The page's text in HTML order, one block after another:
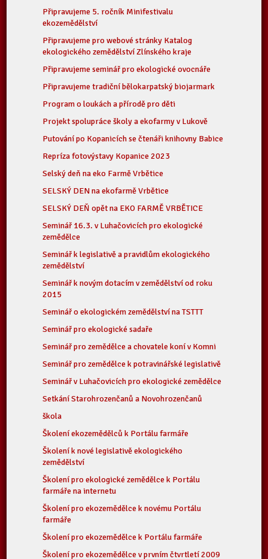
Připravujeme 5. ročník Minifestivalu
ekozemědělství
Připravujeme pro webové stránky Katalog
ekologického zemědělství Zlínského kraje
Připravujeme seminář pro ekologické ovocnáře
Připravujeme tradiční bělokarpatský biojarmark
Program o loukách a přírodě pro děti
Projekt spolupráce školy a ekofarmy v Lukově
Putování po Kopanicích se čtenáři knihovny Babice
Repríza fotovýstavy Kopanice 2023
Selský deň na eko Farmě Vrbětice
SELSKÝ DEN na ekofarmě Vrbětice
SELSKÝ DEŇ opět na EKO FARMĚ VRBĚTICE
Seminář 16.3. v Luhačovicích pro ekologické
zemědělce
Seminář k legislativě a pravidlům ekologického
zemědělství
Seminář k novým dotacím v zemědělství od roku
2015
Seminář o ekologickém zemědělství na TSTTT
Seminář pro ekologické sadaře
Seminář pro zemědělce a chovatele koní v Komni
Seminář pro zemědělce k potravinářské legislativě
Seminář v Luhačovicích pro ekologické zemědělce
Setkání Starohrozenčanů a Novohrozenčanů
škola
Školení ekozemědělců k Portálu farmáře
Školení k nové legislativě ekologického
zemědělství
Školení pro ekologické zemědělce k Portálu
farmáře na internetu
Školení pro ekozemědělce k novému Portálu
farmáře
Školení pro ekozemědělce k Portálu farmáře
Školení pro ekozemědělce v prvním čtvrtletí 2009